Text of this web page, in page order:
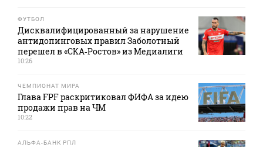
ФУТБОЛ
Дисквалифицированный за нарушение
антидопинговых правил Заболотный
перешел в «СКА‑Ростов» из Медиалиги
10:26
ЧЕМПИОНАТ МИРА
Глава FPF раскритиковал ФИФА за идею
продажи прав на ЧМ
10:22
АЛЬФА-БАНК РПЛ